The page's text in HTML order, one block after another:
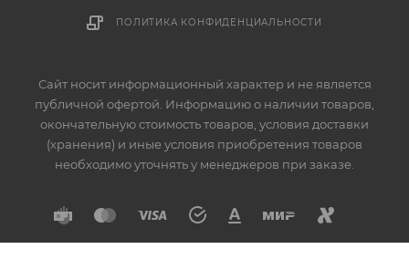
ПОЛИТИКА КОНФИДЕНЦИАЛЬНОСТИ
Сайт носит информационный характер и не является
публичной офертой. Информацию о наличии товаров,
окончательную стоимость товаров, условия доставки
(хранения) и иные условия приобретения товаров
необходимо уточнять у менеджеров при заказе.